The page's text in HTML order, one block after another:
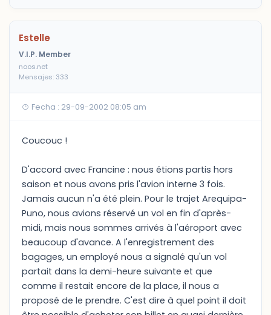
Estelle
V.I.P. Member
noos.net
Mensajes: 333
Fecha : 29-09-2002 08:05 am
Coucouc !
D'accord avec Francine : nous étions partis hors
saison et nous avons pris l'avion interne 3 fois.
Jamais aucun n'a été plein. Pour le trajet Arequipa-
Puno, nous avions réservé un vol en fin d'après-
midi, mais nous sommes arrivés à l'aéroport avec
beaucoup d'avance. A l'enregistrement des
bagages, un employé nous a signalé qu'un vol
partait dans la demi-heure suivante et que
comme il restait encore de la place, il nous a
proposé de le prendre. C'est dire à quel point il doit